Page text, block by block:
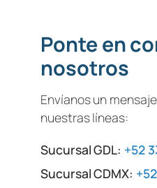
Ponte en
nosotros
Envíanos un
nuestras líneas:
Sucursal GDL: +52
Sucursal CDMX: